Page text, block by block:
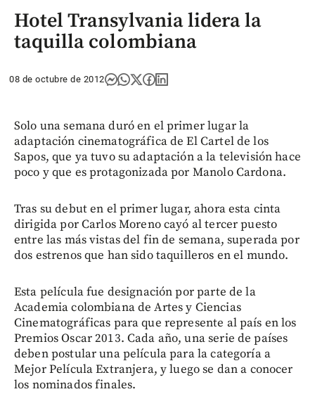
Hotel Transylvania lidera la
taquilla colombiana
08 de octubre de 2012
Solo una semana duró en el primer lugar la
adaptación cinematográfica de El Cartel de los
Sapos, que ya tuvo su adaptación a la televisión hace
poco y que es protagonizada por Manolo Cardona.
Tras su debut en el primer lugar, ahora esta cinta
dirigida por Carlos Moreno cayó al tercer puesto
entre las más vistas del fin de semana, superada por
dos estrenos que han sido taquilleros en el mundo.
Esta película fue designación por parte de la
Academia colombiana de Artes y Ciencias
Cinematográficas para que represente al país en los
Premios Oscar 2013. Cada año, una serie de países
deben postular una película para la categoría a
Mejor Película Extranjera, y luego se dan a conocer
los nominados finales.